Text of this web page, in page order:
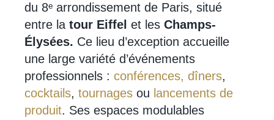
du 8ᵉ arrondissement de Paris, situé
entre la tour Eiffel et les Champs-
Élysées. Ce lieu d’exception accueille
une large variété d’événements
professionnels : conférences, dîners,
cocktails, tournages ou lancements de
produit. Ses espaces modulables